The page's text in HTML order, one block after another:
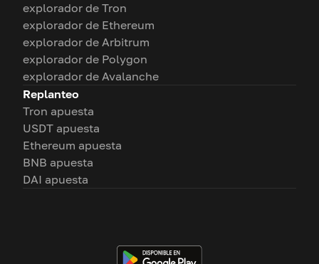
explorador de Tron
explorador de Ethereum
explorador de Arbitrum
explorador de Polygon
explorador de Avalanche
Replanteo
Tron apuesta
USDT apuesta
Ethereum apuesta
BNB apuesta
DAI apuesta